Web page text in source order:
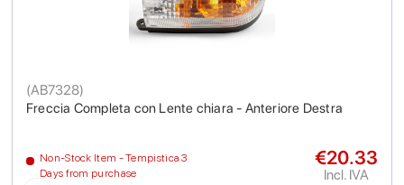
Freccia Completa con Lente chiara - Anteriore Destra
(AB7328)
Non-Stock Item - Tempistica 3
Days from purchase
€20.33
Incl. IVA